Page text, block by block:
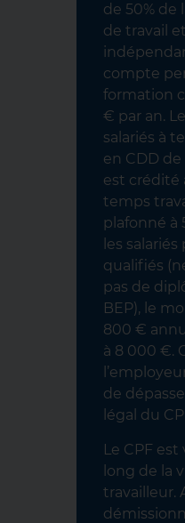
de 50% de
de travail
compte
formation
€ par an.
salariés à
en CDD de
est crédité
temps
plafonné à
les
qualifiés
pas de
BEP), le
800 €
à 8 000 €.
de
légal du
Le CPF
long de la
travailleur.